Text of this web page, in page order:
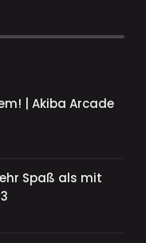
| Akiba Arcade
Spaß als mit